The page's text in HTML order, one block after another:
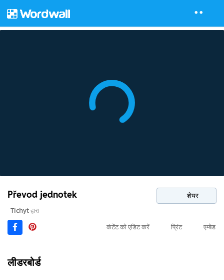
Převod jednotek शेयर
Tichytद्वारा
कंटेंट को एडिट करें
प्रिंट एम्बेड
लीडरबोर्ड